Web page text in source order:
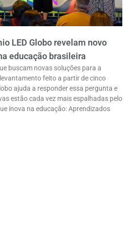
LED Globo revelam novo
educação brasileira
buscam novas soluções para a
feito a partir de cinco
ajuda a responder essa pergunta e
estão cada vez mais espalhadas pelo
inova na educação: Aprendizados